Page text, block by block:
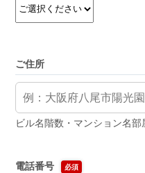
ご住所
ビル名階数・マンション名
電話番号 必須